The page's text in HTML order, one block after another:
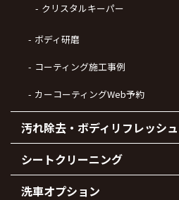
クリスタルキーパー
ボディ研磨
コーティング施工事例
カーコーティングWeb予約
汚れ除去・ボディリフレッシュ
シートクリーニング
洗車オプション